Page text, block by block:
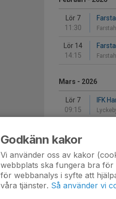
Lör 7
11:30
Lör 14
14:15
Mars - 2026
Lör 7
09:15
IFK
12:45
Lör 21
13:15
Godkänn kakor
Vi använder oss av kakor
webbplats ska fungera bra för
för webbanalys i syfte att
våra tjänster. Så använder vi